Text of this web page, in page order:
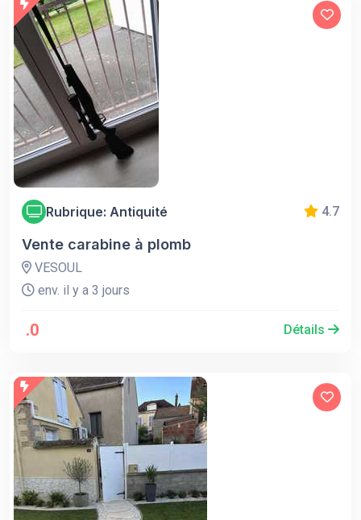
Rubrique: Antiquité 4.7
Vente carabine à plomb
VESOUL
env. il y a 3 jours
.0 Détails